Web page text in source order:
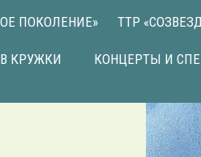
ПОКОЛЕНИЕ» ТТР
КРУЖКИ КОНЦЕРТЫ И